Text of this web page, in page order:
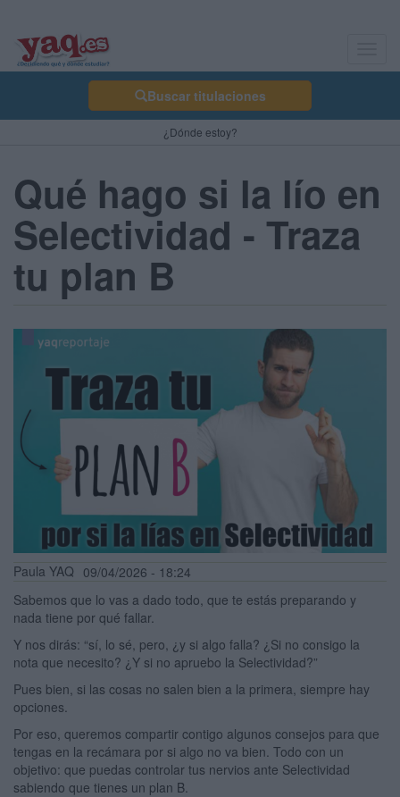
Buscar titulaciones
¿Dónde estoy?
Qué hago si la lío en
Selectividad - Traza
tu plan B
Paula YAQ 09/04/2026 - 18:24
Sabemos que lo vas a dado todo, que te estás preparando y
nada tiene por qué fallar.
Y nos dirás: “sí, lo sé, pero, ¿y si algo falla? ¿Si no consigo la
nota que necesito? ¿Y si no apruebo la Selectividad?”
Pues bien, si las cosas no salen bien a la primera, siempre hay
opciones.
Por eso, queremos compartir contigo algunos consejos para que
tengas en la recámara por si algo no va bien. Todo con un
objetivo: que puedas controlar tus nervios ante Selectividad
sabiendo que tienes un plan B.